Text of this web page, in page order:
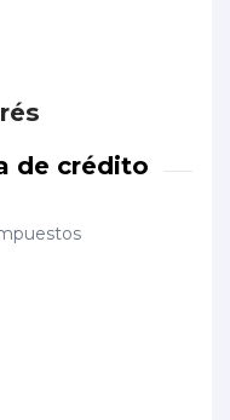
de crédito